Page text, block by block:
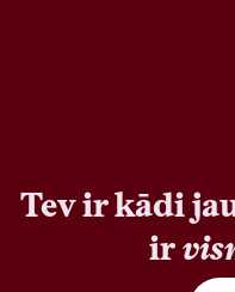
Tev ir kādi
ir